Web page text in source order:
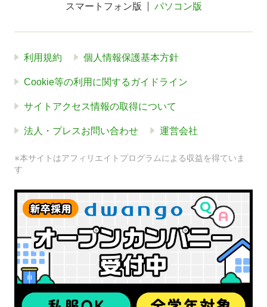
スマートフォン版 パソコン版
利用規約 個人情報保護基本方針
Cookie等の利用に関するガイドライン
サイトアクセス情報の取得について
法人・プレスお問い合わせ 運営会社
※本サイトはアフィリエイトプログラムによる収益を得ていま
す